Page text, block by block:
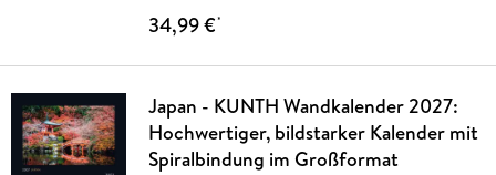
34,99 €*
Japan - KUNTH Wandkalender 2027:
Hochwertiger, bildstarker Kalender mit
Spiralbindung im Großformat